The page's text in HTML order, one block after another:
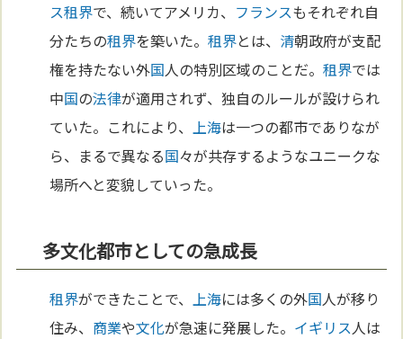
ス租界で、続いてアメリカ、 フランスもそれぞれ自
分たちの租界を築いた。租界とは、 清朝政府が支配
権を持たない外国人の特別区域のことだ。租界では
中国の法律が適用されず、独自のルールが設けられ
ていた。これにより、上海は一つの都市でありなが
ら、まるで異なる国々が共存するようなユニークな
場所へと変貌していった。
多文化都市としての急成長
租界ができたことで、上海には多くの外国人が移り
住み、 商業や文化が急速に発展した。 イギリス人は